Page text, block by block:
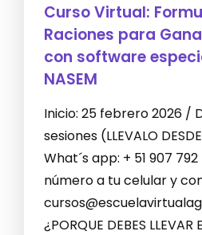
Curso Virtual:
Raciones para
con software
NASEM
Inicio: 25 febrero 2026 /
sesiones (LLEVALO
What´s app: + 51 907
número a tu celular y
¿PORQUE DEBES LLEVAR